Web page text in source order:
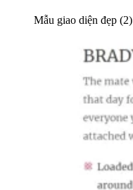
Mẫu giao diện đẹp (2)